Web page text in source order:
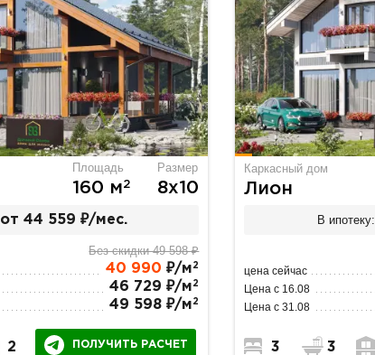
Площадь
160 м2
Размер
8х10
от 44 559 ₽/мес.
Без скидки 49 598 ₽
40 990 ₽/м 2
46 729 ₽/м 2
49 598 ₽/м 2
2 ПОЛУЧИТЬ РАСЧЕТ
Каркасный дом
Лион
В ипотеку:
цена сейчас
Цена с 16.08
Цена с 31.08
3 3